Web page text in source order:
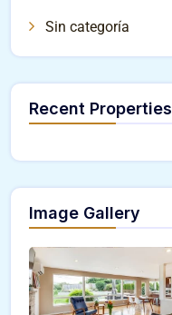
Sin categoría
Recent Properties
Image Gallery